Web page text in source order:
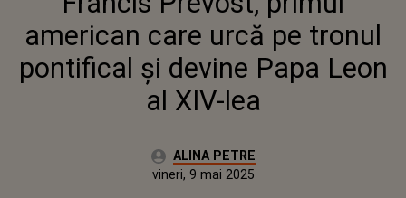
PAPA LEON AL XIV-LEA
american care urcă pe tronul
pontifical și devine Papa Leon
al XIV-lea
Autor:ALINA PETRE
Actualizat:
vineri, 9 mai 2025